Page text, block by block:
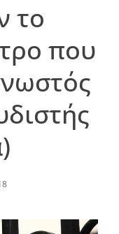
το
που